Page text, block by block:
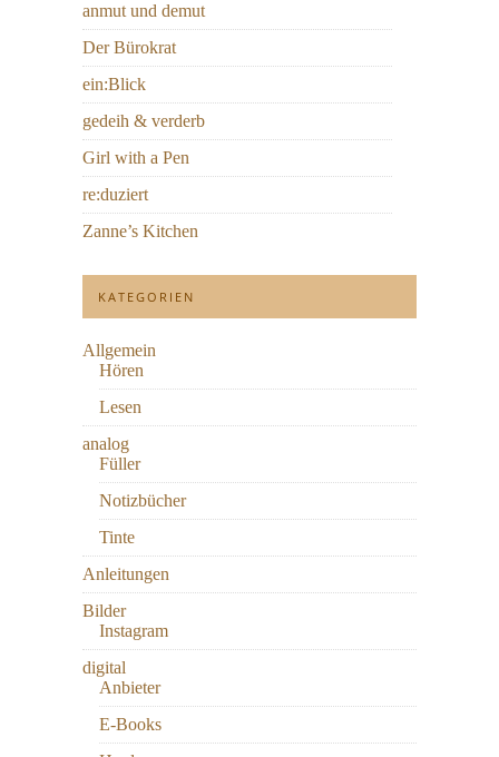
anmut und demut
Der Bürokrat
ein:Blick
gedeih & verderb
Girl with a Pen
re:duziert
Zanne’s Kitchen
KATEGORIEN
Allgemein
Hören
Lesen
analog
Füller
Notizbücher
Tinte
Anleitungen
Bilder
Instagram
digital
Anbieter
E-Books